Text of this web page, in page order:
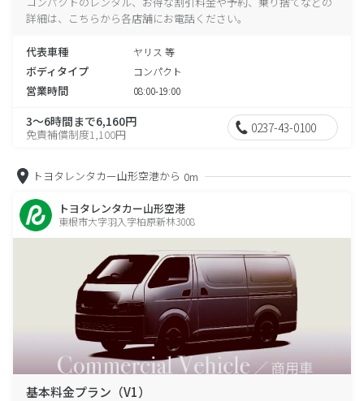
詳細は、こちらから各店舗にお電話ください。
代表車種 ヤリス 等
ボディタイプ コンパクト
営業時間 08:00-19:00
3～6時間まで6,160円
免責補償制度1,100円 0237-43-0100
トヨタレンタカー山形空港から 0m
トヨタレンタカー山形空港
東根市大字羽入字柏原新林3008
基本料金プラン（V1）